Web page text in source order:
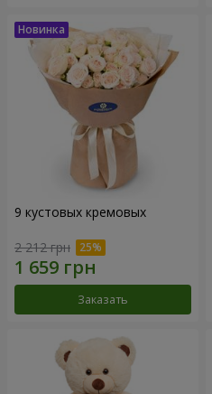
9 кустовых кремовых
2 212 грн
Заказать